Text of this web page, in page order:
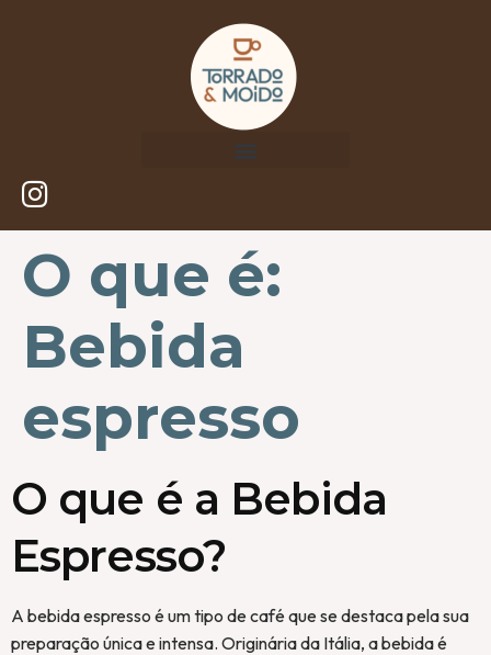
O que é:
Bebida
espresso
O que é a Bebida
Espresso?
A bebida espresso é um tipo de café que se destaca pela sua
preparação única e intensa. Originária da Itália, a bebida é